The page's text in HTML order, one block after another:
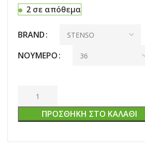
2 σε απόθεμα
BRAND
ΝΟΎΜΕΡΟ
ΠΡΟΣΘΉΚΗ ΣΤΟ ΚΑΛΆΘΙ